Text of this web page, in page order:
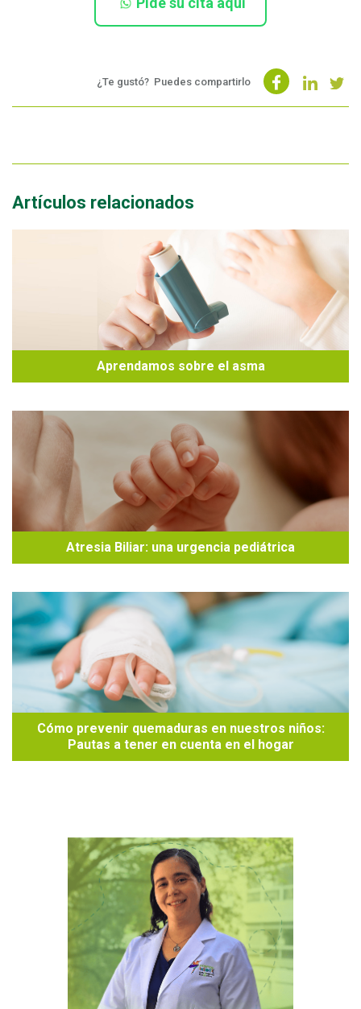
¿Te gustó? Puedes compartirlo
Artículos relacionados
Aprendamos sobre el asma
Atresia Biliar: una urgencia pediátrica
Cómo prevenir quemaduras en nuestros niños:
Pautas a tener en cuenta en el hogar